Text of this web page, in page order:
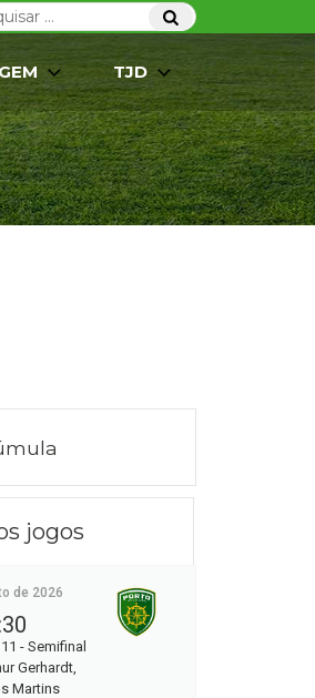
Pesquisar
TJD
jogos
de 2026
- Semifinal
Gerhardt,
Martins